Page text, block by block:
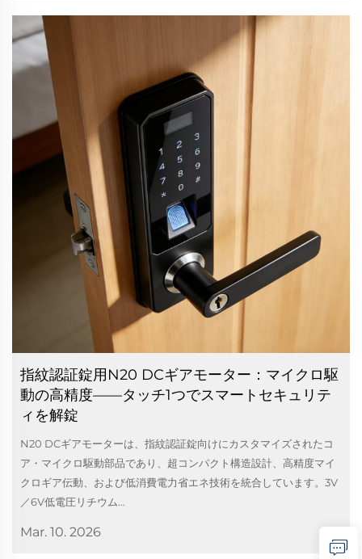
指紋認証錠用N20 DCギアモーター：マイクロ駆
動の高精度——タッチ1つでスマートセキュリテ
ィを解錠
N20 DCギアモーターは、指紋認証錠向けにカスタマイズされたコ
ア・マイクロ駆動部品であり、超コンパクト構造設計、高精度マイ
クロギア伝動、および低消費電力省エネ技術を統合しています。3V
／6V低電圧リチウム…
Mar. 10. 2026